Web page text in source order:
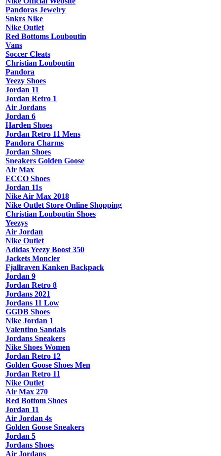
Pandoras Jewelry
Snkrs Nike
Nike Outlet
Red Bottoms Louboutin
Vans
Soccer Cleats
Christian Louboutin
Pandora
Yeezy Shoes
Jordan 11
Jordan Retro 1
Air Jordans
Jordan 6
Harden Shoes
Jordan Retro 11 Mens
Pandora Charms
Jordan Shoes
Sneakers Golden Goose
Air Max
ECCO Shoes
Jordan 11s
Nike Air Max 2018
Nike Outlet Store Online Shopping
Christian Louboutin Shoes
Yeezys
Air Jordan
Nike Outlet
Adidas Yeezy Boost 350
Jackets Moncler
Fjallraven Kanken Backpack
Jordan 9
Jordan Retro 8
Jordans 2021
Jordans 11 Low
GGDB Shoes
Nike Jordan 1
Valentino Sandals
Jordans Sneakers
Nike Shoes Women
Jordan Retro 12
Golden Goose Shoes Men
Jordan Retro 11
Nike Outlet
Air Max 270
Red Bottom Shoes
Jordan 11
Air Jordan 4s
Golden Goose Sneakers
Jordan 5
Jordans Shoes
Air Jordans